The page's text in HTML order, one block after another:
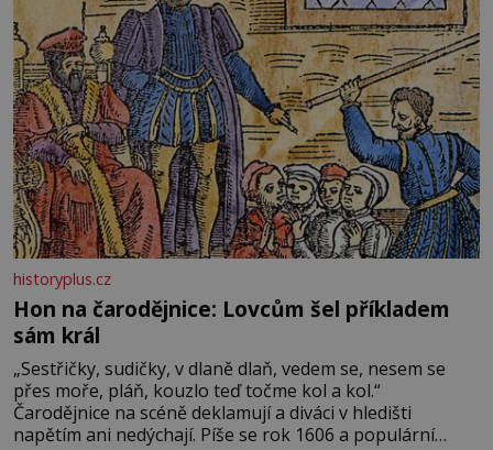
historyplus.cz
Hon na čarodějnice: Lovcům šel příkladem
sám král
„Sestřičky, sudičky, v dlaně dlaň, vedem se, nesem se
přes moře, pláň, kouzlo teď točme kol a kol.“
Čarodějnice na scéně deklamují a diváci v hledišti
napětím ani nedýchají. Píše se rok 1606 a populární